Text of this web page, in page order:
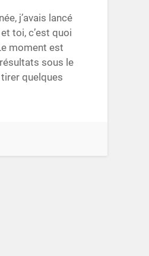
j’avais lancé
toi, c’est quoi
moment est
sous le
tirer quelques